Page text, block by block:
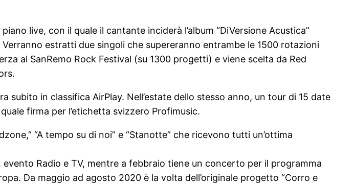
live, con il quale il cantante inciderà l’album “DiVersione Acustica”
estratti due singoli che supereranno entrambe le 1500 rotazioni
al SanRemo Rock Festival (su 1300 progetti) e viene scelta da Red
subito in classifica AirPlay. Nell’estate dello stesso anno, un tour di 15 date
firma per l’etichetta svizzero Profimusic.
“A tempo su di noi” e “Stanotte” che ricevono tutti un’ottima
Radio e TV, mentre a febbraio tiene un concerto per il programma
Da maggio ad agosto 2020 è la volta dell’originale progetto “Corro e